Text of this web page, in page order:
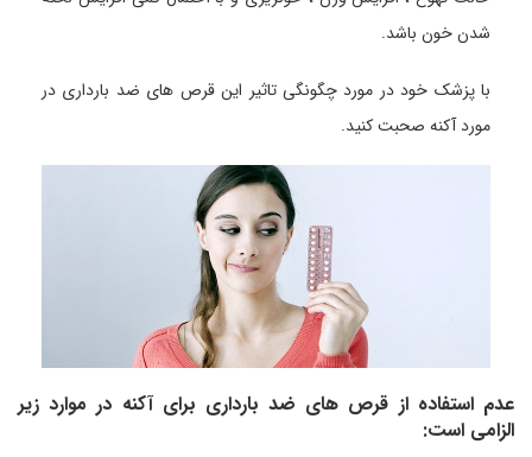
شدن خون باشد.
با پزشک خود در مورد چگونگی تاثیر این قرص های ضد بارداری در
مورد آکنه صحبت کنید.
عدم استفاده از قرص های ضد بارداری برای آکنه در موارد زیر
الزامی است: